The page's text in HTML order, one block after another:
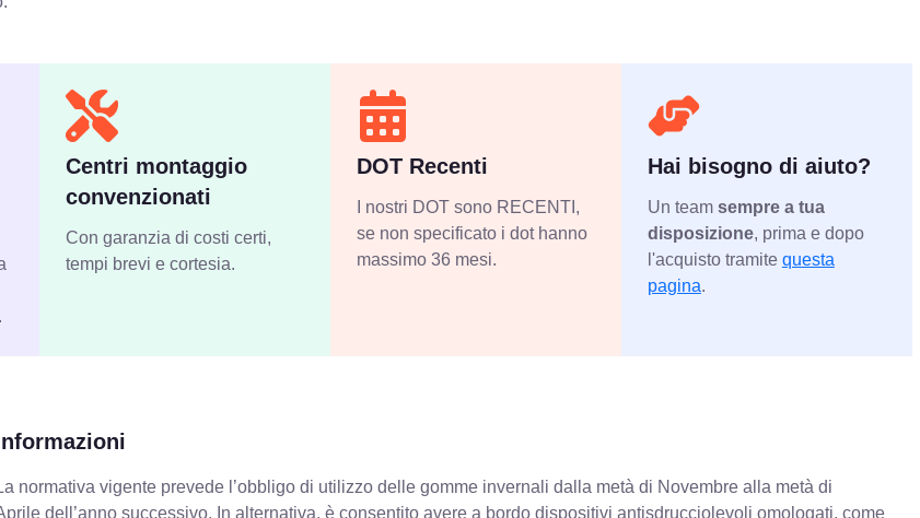
Centri montaggio
convenzionati
Con garanzia di costi certi,
tempi brevi e cortesia.
DOT Recenti
I nostri DOT sono RECENTI,
se non specificato i dot hanno
massimo 36 mesi.
Hai bisogno di aiuto?
Un team sempre a tua
disposizione, prima e dopo
l'acquisto tramite questa
pagina.
normativa vigente prevede l’obbligo di utilizzo delle gomme invernali dalla metà di Novembre alla metà di
dell’anno successivo. In alternativa, è consentito avere a bordo dispositivi antisdrucciolevoli omologati, come